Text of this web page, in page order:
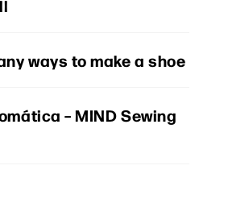
ways to make a shoe
– MIND Sewing